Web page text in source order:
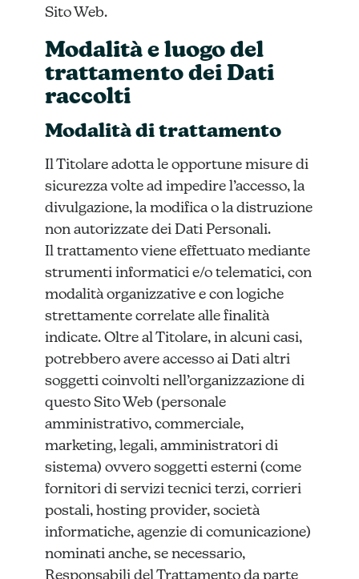
Sito Web.
Modalità e luogo del
trattamento dei Dati
raccolti
Modalità di trattamento
Il Titolare adotta le opportune misure di
sicurezza volte ad impedire l’accesso, la
divulgazione, la modifica o la distruzione
non autorizzate dei Dati Personali.
Il trattamento viene effettuato mediante
strumenti informatici e/o telematici, con
modalità organizzative e con logiche
strettamente correlate alle finalità
indicate. Oltre al Titolare, in alcuni casi,
potrebbero avere accesso ai Dati altri
soggetti coinvolti nell’organizzazione di
questo Sito Web (personale
amministrativo, commerciale,
marketing, legali, amministratori di
sistema) ovvero soggetti esterni (come
fornitori di servizi tecnici terzi, corrieri
postali, hosting provider, società
informatiche, agenzie di comunicazione)
nominati anche, se necessario,